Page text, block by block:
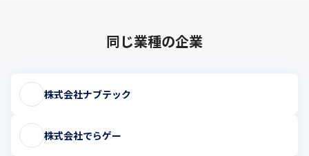
同じ業種の企業
株式会社ナブテック
株式会社でらゲー